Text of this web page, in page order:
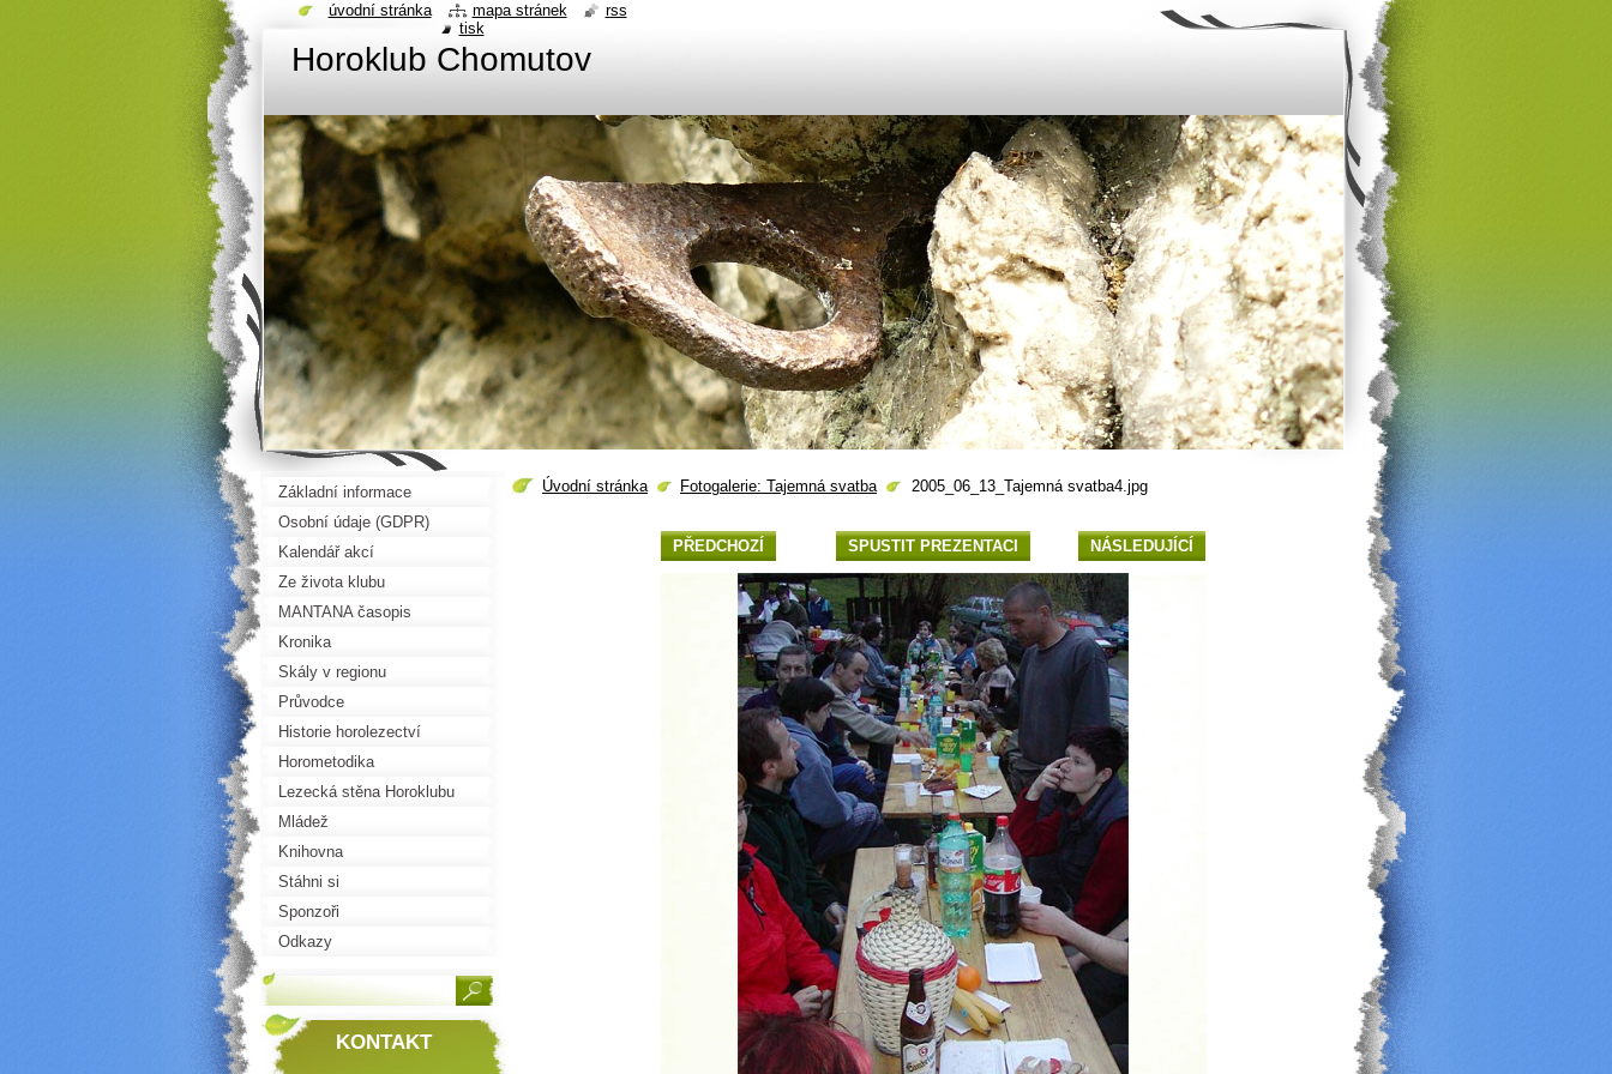
Horoklub Chomutov
Úvodní stránka Fotogalerie: Tajemná svatba 2005_06_13_Tajemná svatba4.jpg
PŘEDCHOZÍ SPUSTIT PREZENTACI NÁSLEDUJÍCÍ
Základní informace
Osobní údaje (GDPR)
Kalendář akcí
Ze života klubu
MANTANA časopis
Kronika
Skály v regionu
Průvodce
Historie horolezectví
Horometodika
Lezecká stěna Horoklubu
Mládež
Knihovna
Stáhni si
Sponzoři
Odkazy
KONTAKT
úvodní stránka mapa stránek
rss
tisk